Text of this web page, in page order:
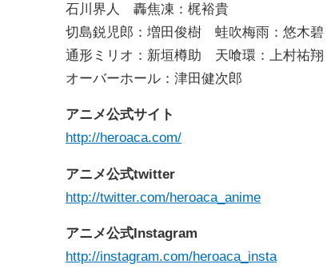
石川界人 轟焦凍：梶裕貴
切島鋭児郎：増田俊樹 蛙吹梅雨：悠木
通形ミリオ：新垣樽助 天喰環：上村祐
オーバーホール：津田健次郎
アニメ公式サイト
http://heroaca.com/
アニメ公式twitter
http://twitter.com/heroaca_anime
アニメ公式Instagram
http://instagram.com/heroaca_insta